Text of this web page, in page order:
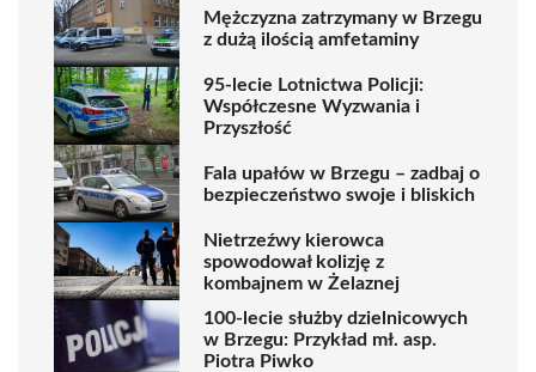
Mężczyzna zatrzymany w Brzegu
z dużą ilością amfetaminy
95-lecie Lotnictwa Policji:
Współczesne Wyzwania i
Przyszłość
Fala upałów w Brzegu – zadbaj o
bezpieczeństwo swoje i bliskich
Nietrzeźwy kierowca
spowodował kolizję z
kombajnem w Żelaznej
100-lecie służby dzielnicowych
w Brzegu: Przykład mł. asp.
Piotra Piwko